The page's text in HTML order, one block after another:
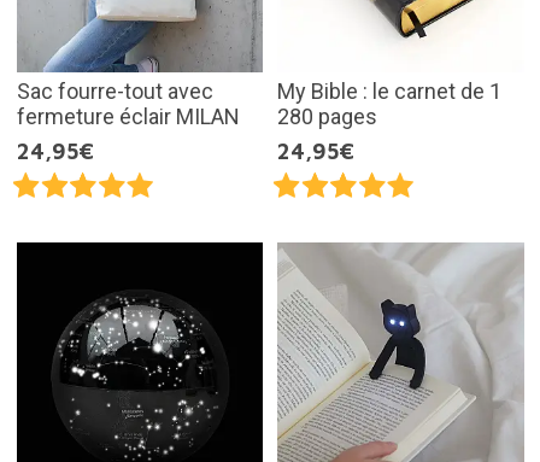
Sac fourre-tout avec
fermeture éclair MILAN
24,95€
My Bible : le carnet de 1
280 pages
24,95€